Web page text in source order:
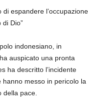
di espandere l’occupazione
di Dio”
indonesiano, in
auspicato una pronta
ha descritto l’incidente
messo in pericolo la
pace.